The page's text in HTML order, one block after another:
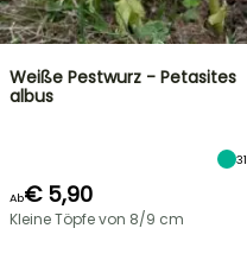
Weiße Pestwurz - Petasites
albus
31
Ab€ 5,90
Kleine Töpfe von 8/9 cm